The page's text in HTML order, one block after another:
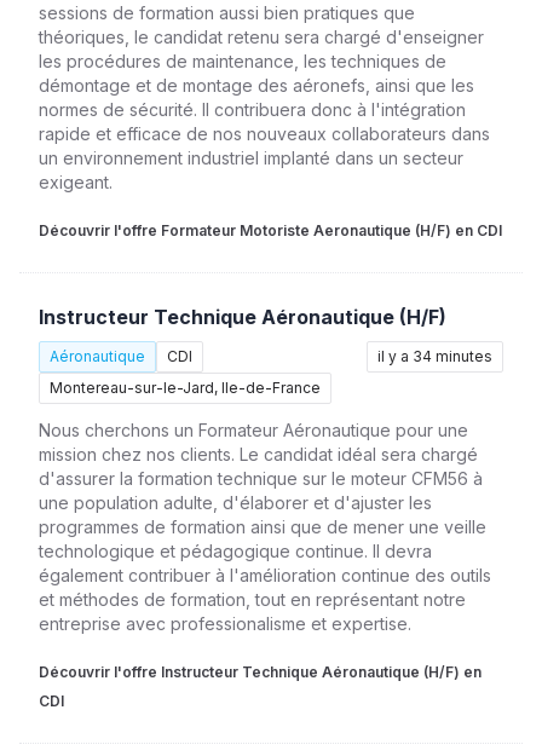
sessions de formation aussi bien pratiques que
théoriques, le candidat retenu sera chargé d'enseigner
les procédures de maintenance, les techniques de
démontage et de montage des aéronefs, ainsi que les
normes de sécurité. Il contribuera donc à l'intégration
rapide et efficace de nos nouveaux collaborateurs dans
un environnement industriel implanté dans un secteur
exigeant.
Découvrir l'offre Formateur Motoriste Aeronautique (H/F) en CDI
Instructeur Technique Aéronautique (H/F)
Aéronautique
CDI
Montereau-sur-le-Jard, Ile-de-France
il y a 34 minutes
Nous cherchons un Formateur Aéronautique pour une
mission chez nos clients. Le candidat idéal sera chargé
d'assurer la formation technique sur le moteur CFM56 à
une population adulte, d'élaborer et d'ajuster les
programmes de formation ainsi que de mener une veille
technologique et pédagogique continue. Il devra
également contribuer à l'amélioration continue des outils
et méthodes de formation, tout en représentant notre
entreprise avec professionalisme et expertise.
Découvrir l'offre Instructeur Technique Aéronautique (H/F) en
CDI